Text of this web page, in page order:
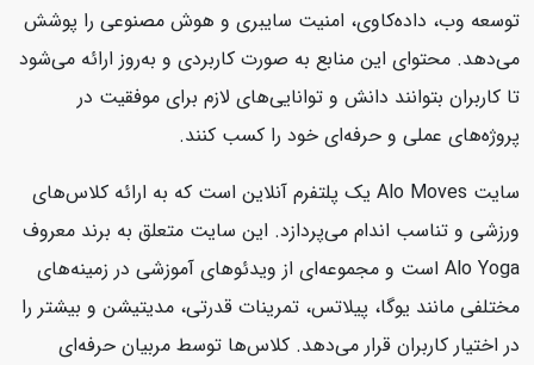
توسعه وب، داده‌کاوی، امنیت سایبری و هوش مصنوعی را پوشش
می‌دهد. محتوای این منابع به صورت کاربردی و به‌روز ارائه می‌شود
تا کاربران بتوانند دانش و توانایی‌های لازم برای موفقیت در
پروژه‌های عملی و حرفه‌ای خود را کسب کنند.
سایت Alo Moves یک پلتفرم آنلاین است که به ارائه کلاس‌های
ورزشی و تناسب اندام می‌پردازد. این سایت متعلق به برند معروف
Alo Yoga است و مجموعه‌ای از ویدئوهای آموزشی در زمینه‌های
مختلفی مانند یوگا، پیلاتس، تمرینات قدرتی، مدیتیشن و بیشتر را
در اختیار کاربران قرار می‌دهد. کلاس‌ها توسط مربیان حرفه‌ای